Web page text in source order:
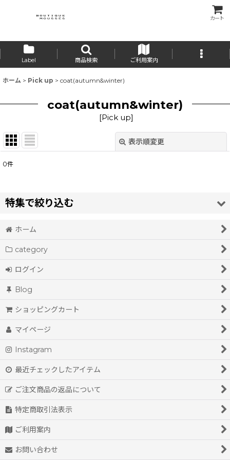
カート
Label 商品検索 ご利用案内
ホーム > Pick up > coat(autumn&winter)
coat(autumn&winter)
[Pick up]
表示順変更
並び順:
0件
特集で絞り込む
coat(spring&summer)
coat(autumn&winter)
jacket
one-piece
skirts
pants
accessories
ホーム
category
ログイン
Blog
ショッピングカート
マイページ
Instagram
最近チェックしたアイテム
ご注文商品の返品について
特定商取引法表示
ご利用案内
お問い合わせ